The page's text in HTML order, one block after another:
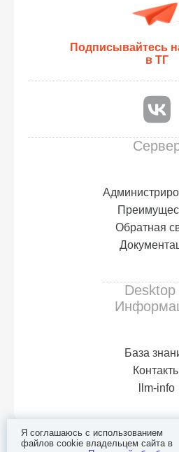
Подписывайтесь
в ТГ
Обратная
Desktop
База
llm-info
Политика
Я соглашаюсь с использованием
файлов cookie владельцем сайта в